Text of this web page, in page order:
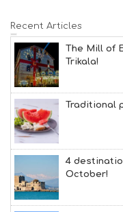
Recent Articles
The Mill of
Trikala!
Traditional
4
October!